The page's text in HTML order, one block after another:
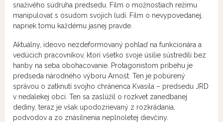
snaživého súdruha predsedu. Film o možnostiach režimu
manipulovať s osudom svojich ľudí. Film o nevypovedanej,
napriek tomu každému jasnej pravde.
Aktuálny, ideovo nezdeformovaný pohlaď na funkcionára a
vedúcich pracovníkov, ktorí všetko svoje úsilie sústredili bez
hanby na seba obohacovanie. Protagonistom príbehu je
predseda národného výboru Arnošt. Ten je pobúrený
správou o zatknutí svojho chránenca Kvasila – predsedu JRD
v neďalekej obci. Ten sa zaslúžil o rozkvet zanedbanej
dediny, teraz je však upodozrievaný z rozkrádania,
podvodov a zo znásilnenia neplnoletej dievčiny.